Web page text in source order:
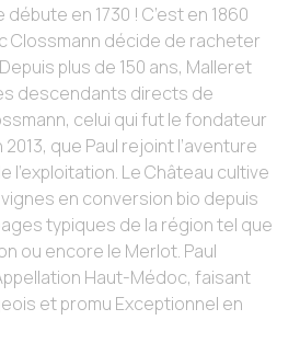
en 1730 ! C’est en 1860
Clossmann décide de racheter
plus de 150 ans, Malleret
descendants directs de
celui qui fut le fondateur
2013, que Paul rejoint l’aventure
l’exploitation. Le Château cultive
en conversion bio depuis
typiques de la région tel que
ou encore le Merlot. Paul
Haut-Médoc, faisant
et promu Exceptionnel en